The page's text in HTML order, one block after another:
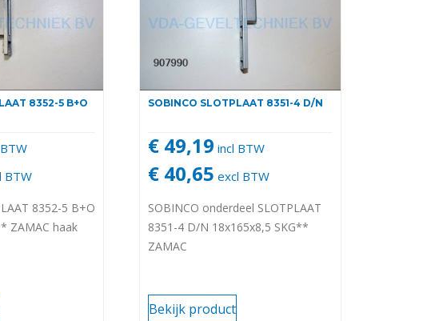
8352-5 B+O
BTW
8352-5 B+O
ZAMAC haak
SOBINCO SLOTPLAAT 8351-4 D/N
€ 49,19 incl BTW
€ 40,65 excl BTW
SOBINCO onderdeel SLOTPLAAT
8351-4 D/N 18x165x8,5 SKG**
ZAMAC
Bekijk product